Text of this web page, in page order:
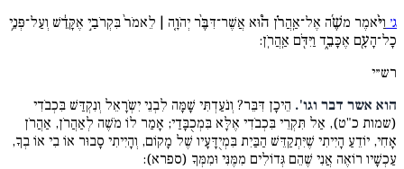
ג׳ וַיֹּ֨אמֶר משֶׁ֜ה אֶל־אַֽהֲרֹ֗ן ה֩וּא אֲשֶׁר־דִּבֶּ֨ר יְהֹוָ֤ה | לֵאמֹר֙ בִּקְרֹבַ֣י אֶקָּדֵ֔שׁ וְעַל־פְּנֵ֥י
כָל־הָעָ֖ם אֶכָּבֵ֑ד וַיִּדֹּ֖ם אַֽהֲרֹֽן:
רש״י
הוא אשר דבר וגו'. הֵיכָן דִּבֵּר? וְנֹעַדְתִּי שָׁמָּה לִבְנֵי יִשְֹרָאֵל וְנִקְדַּשׁ בִּכְבֹדִי
(שמות כ"ט), אַל תִּקְרֵי בִּכְבֹדִי אֶלָּא בִּמְכֻבָּדַי; אָמַר לוֹ מֹשֶׁה לְאַהֲרֹן, אַהֲרֹן
אָחִי, יוֹדֵעַ הָיִיתִי שֶׁיִּתְקַדֵּשׁ הַבַּיִת בִּמְיֻדָּעָיו שֶׁל מָקוֹם, וְהָיִיתִי סָבוּר אוֹ בִי אוֹ בְךָ,
עַכְשָׁיו רוֹאֶה אֲנִי שֶׁהֵם גְּדוֹלִים מִמֶּנִּי וּמִמְּךָ (ספרא):